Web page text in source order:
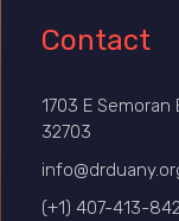
Contact
1703 E
32703
(+1) 407-413-